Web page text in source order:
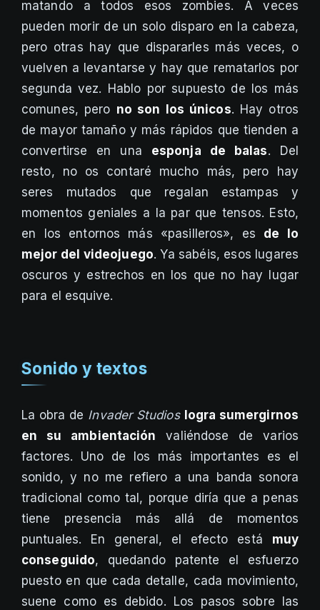
matando a todos esos zombies. A veces
pueden morir de un solo disparo en la cabeza,
pero otras hay que dispararles más veces, o
vuelven a levantarse y hay que rematarlos por
segunda vez. Hablo por supuesto de los más
comunes, pero no son los únicos. Hay otros
de mayor tamaño y más rápidos que tienden a
convertirse en una esponja de balas. Del
resto, no os contaré mucho más, pero hay
seres mutados que regalan estampas y
momentos geniales a la par que tensos. Esto,
en los entornos más «pasilleros», es de lo
mejor del videojuego. Ya sabéis, esos lugares
oscuros y estrechos en los que no hay lugar
para el esquive.
Sonido y textos
La obra de Invader Studios
logra sumergirnos
en su ambientación valiéndose de varios
factores. Uno de los más importantes es el
sonido, y no me refiero a una banda sonora
tradicional como tal, porque diría que a penas
tiene presencia más allá de momentos
puntuales. En general, el efecto está muy
conseguido, quedando patente el esfuerzo
puesto en que cada detalle, cada movimiento,
suene como es debido. Los pasos sobre las